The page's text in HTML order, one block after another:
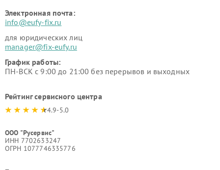
Электронная почта:
info@eufy-fix.ru
для юридических лиц
manager@fix-eufy.ru
График работы:
ПН-ВСК с 9:00 до 21:00 без перерывов и выходных
Рейтинг сервисного центра
4.9-5.0
ООО "Русервис"
ИНН 7702633247
ОГРН 1077746335776